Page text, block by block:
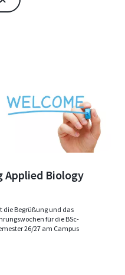
Applied Biology
die Begrüßung und das
für die BSc-
26/27 am Campus